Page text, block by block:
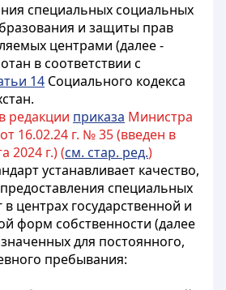
специальных социальных
и защиты прав
центрами (далее -
в соответствии с
14 Социального кодекса
редакции приказа Министра
16.02.24 г. № 35 (введен в
2024 г.) (см. стар. ред.)
устанавливает качество,
специальных
центрах государственной и
форм собственности (далее
для постоянного,
пребывания: